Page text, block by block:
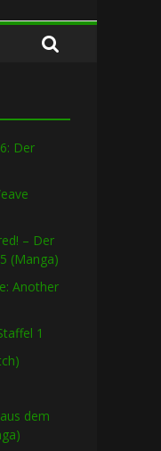
Der
– Der
(Manga)
Another
1
dem